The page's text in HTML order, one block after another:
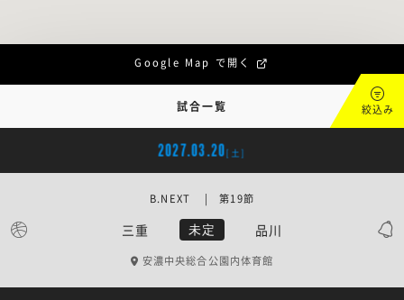
Google Map で開く
試合一覧 絞込み
2027.03.20[土]
三重 未定 品川
B.NEXT | 第19節
安濃中央総合公園内体育館